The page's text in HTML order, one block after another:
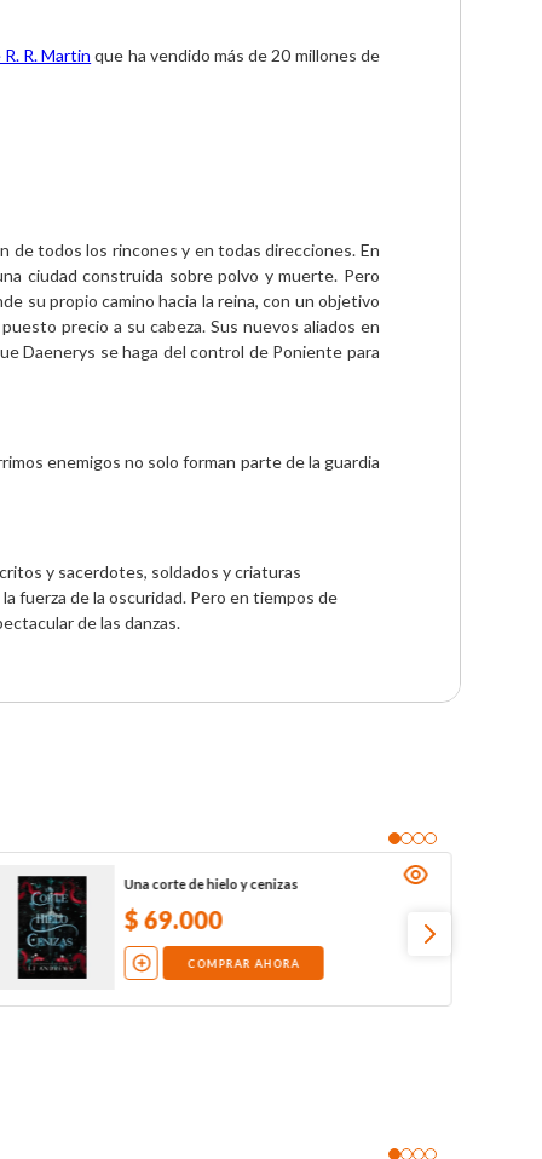
R. Martin que ha vendido más de 20 millones de
de todos los rincones y en todas direcciones. En
ciudad construida sobre polvo y muerte. Pero
su propio camino hacia la reina, con un objetivo
precio a su cabeza. Sus nuevos aliados en
Daenerys se haga del control de Poniente para
enemigos no solo forman parte de la guardia
y sacerdotes, soldados y criaturas
fuerza de la oscuridad. Pero en tiempos de
de las danzas.
Una corte de hielo y cenizas
$69.000
COMPRAR AHORA